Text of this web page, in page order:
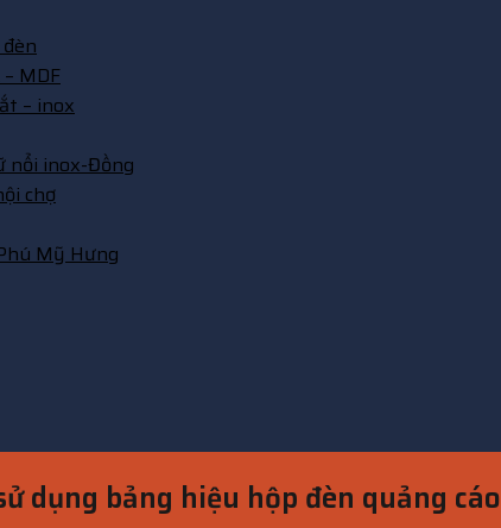
MDF
– inox
nổi inox-Đồng
chợ
Mỹ Hưng
dụng bảng hiệu hộp đèn quảng cáo